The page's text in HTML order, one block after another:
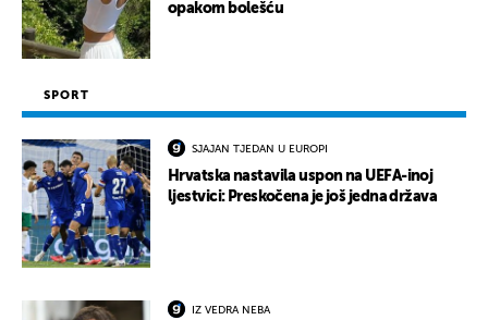
opakom bolešću
SPORT
SJAJAN TJEDAN U EUROPI
Hrvatska nastavila uspon na UEFA-inoj
ljestvici: Preskočena je još jedna država
IZ VEDRA NEBA